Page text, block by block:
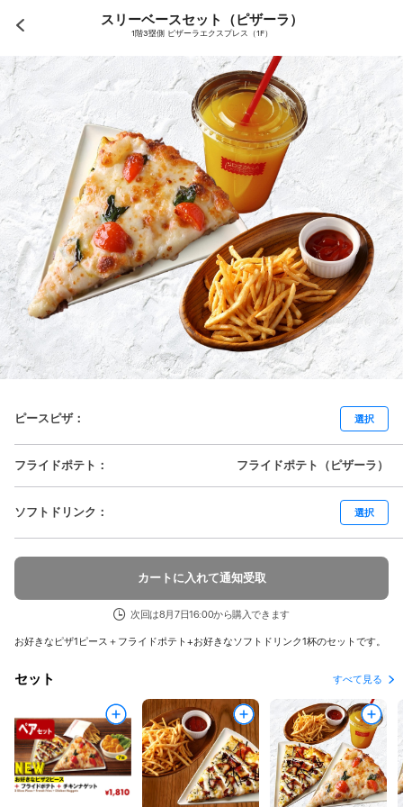
スリーベースセット（ピザーラ）
1階3塁側 ピザーラエクスプレス（1F）
ピースピザ： 選択
フライドポテト ： フライドポテト（ピザーラ）
ソフトドリンク ： 選択
カートに入れて通知受取
次回は8月7日16:00から購入できます
お好きなピザ1ピース＋フライドポテト+お好きなソフトドリンク1杯のセットです。
セット すべて見る